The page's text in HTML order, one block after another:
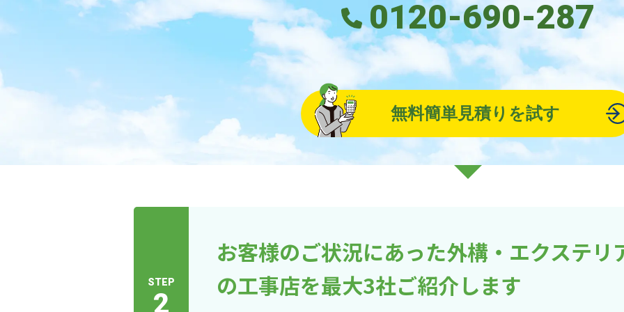
0120-690-287
無料簡単見積りを試す
STEP
2
お客様のご状況にあった外構・エクステリ
の工事店を最大3社ご紹介します